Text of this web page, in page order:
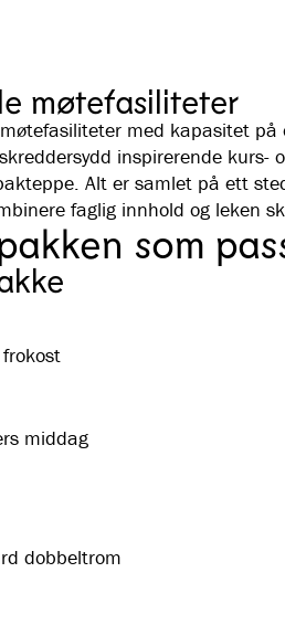
møtefasiliteter
med kapasitet
inspirerende kurs-
Alt er samlet på ett
faglig innhold og leken
som
middag
dobbeltrom